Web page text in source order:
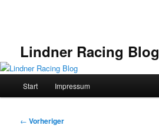
Lindner Racing Blog
Start Impressum
Beitragsnavigation
← Vorheriger